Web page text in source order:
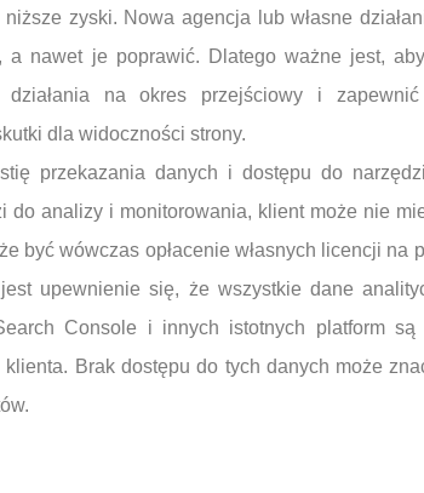
zyski. Nowa agencja lub własne
a nawet je poprawić. Dlatego ważne jest,
na okres przejściowy i zapewnić
dla widoczności strony.
przekazania danych i dostępu do
do analizy i monitorowania, klient może nie
być wówczas opłacenie własnych licencji na
upewnienie się, że wszystkie dane
Console i innych istotnych platform są
Brak dostępu do tych danych może